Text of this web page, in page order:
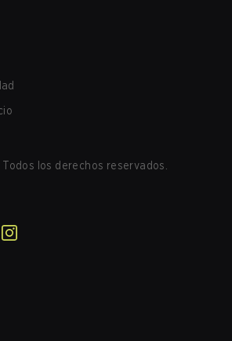
Todos los derechos reservados.